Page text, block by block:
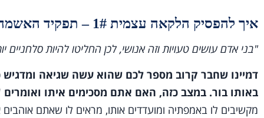
איך להפסיק הלקאה עצמית 1# – תפקיד האשמה והביקורת העצמית
"בני אדם עושים טעויות וזה אנושי, לכן החליטו להיות
דמיינו שחבר קרוב מספר לכם שהוא עשה שגיאה ומדגיש
באותו בור. במצב כזה, האם אתם מסכימים איתו
מקשיבים לו באמפתיה ומועדדים אותו, מראים לו שאתם אוהבים